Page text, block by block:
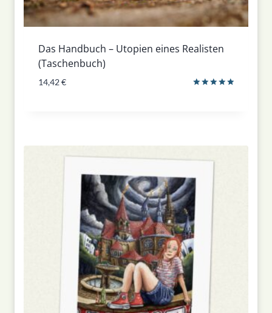
Das Handbuch – Utopien eines Realisten
(Taschenbuch)
14,42€